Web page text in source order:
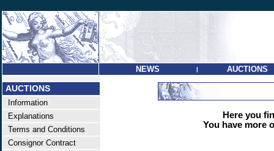
NEWS | AUCTIONS
AUCTIONS
Information
Explanations
Terms and Conditions
Consignor Contract
Here you
You have more